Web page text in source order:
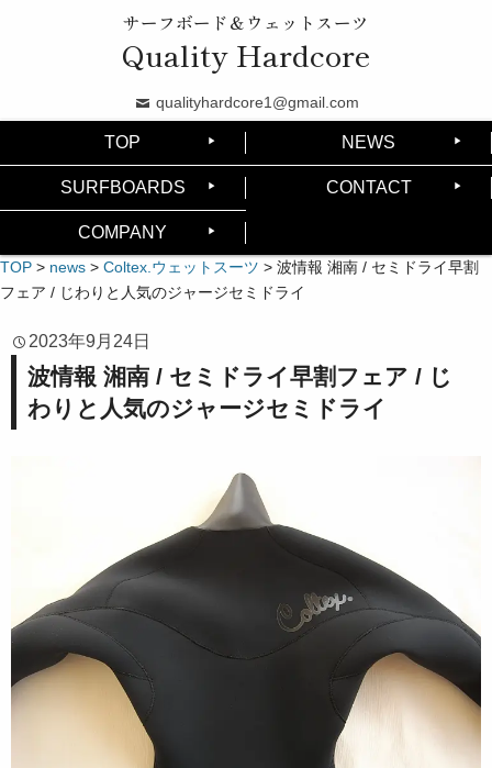
サーフボード＆ウェットスーツ
Quality Hardcore
qualityhardcore1@gmail.com
TOP NEWS
SURFBOARDS CONTACT
COMPANY
TOP > news > Coltex.ウェットスーツ > 波情報 湘南 / セミドライ早割
フェア / じわりと人気のジャージセミドライ
2023年9月24日
波情報 湘南 / セミドライ早割フェア / じ
わりと人気のジャージセミドライ